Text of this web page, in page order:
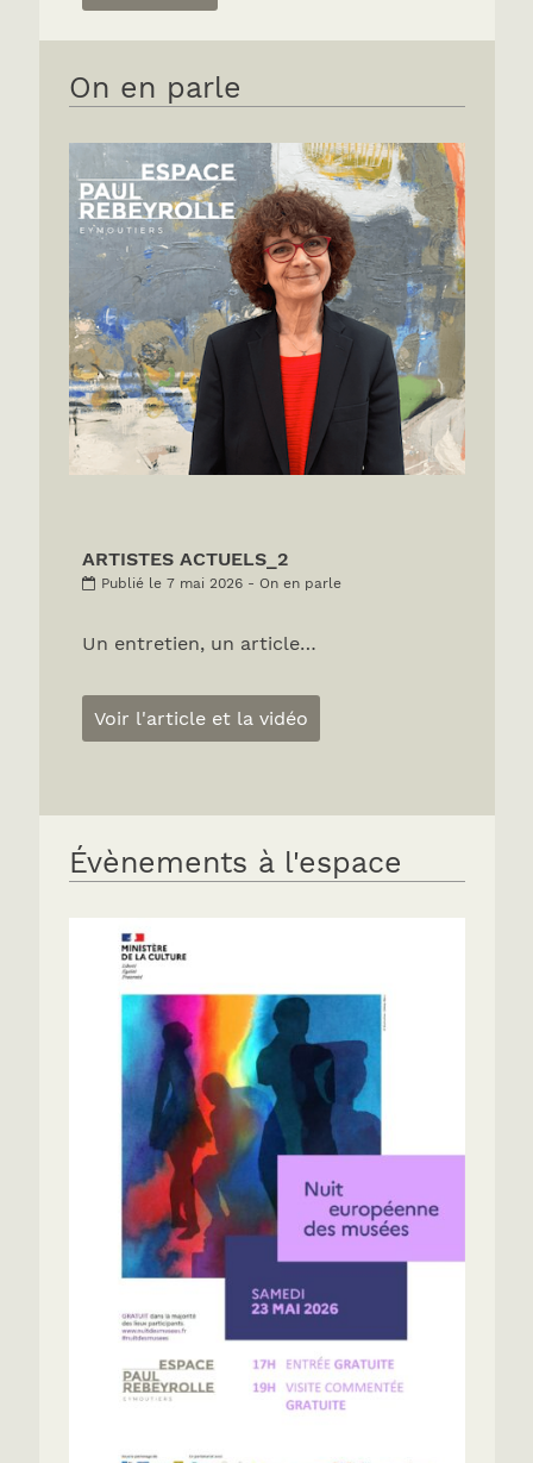
On en parle
ARTISTES ACTUELS_2
Publié le 7 mai 2026 - On en parle
Un entretien, un article…
Voir l'article et la vidéo
Évènements à l'espace